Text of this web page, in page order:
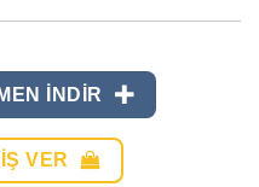
INDIR
VER